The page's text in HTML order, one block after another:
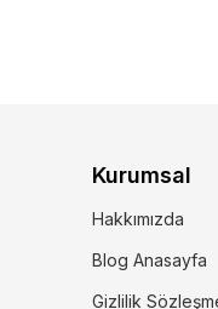
Kurumsal
Hakkımızda
Blog Anasayfa
Gizlilik